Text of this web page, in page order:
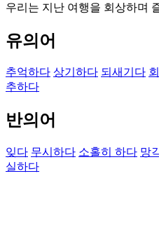
우리는 지난 여행을 회상하며
유의어
추억하다 상기하다 되새기다
추하다
반의어
잊다 무시하다 소홀히 하다 망
실하다